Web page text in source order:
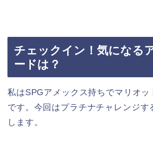
チェックイン！気になる
ードは？
私はSPGアメックス持ちでマリオッ
です。今回はプラチナチャレンジす
します。